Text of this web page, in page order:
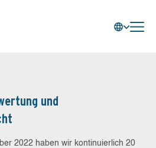
und
2022 haben wir kontinuierlich 20